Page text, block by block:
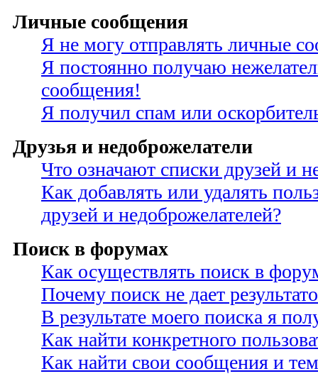
Личные сообщения
Я не могу отправлять личные
Я постоянно получаю
сообщения!
Я получил спам или
Друзья и недоброжелатели
Что означают списки друзей и
Как добавлять или удалять
друзей и недоброжелателей?
Поиск в форумах
Как осуществлять поиск в
Почему поиск не дает
В результате моего поиска я
Как найти конкретного
Как найти свои сообщения и